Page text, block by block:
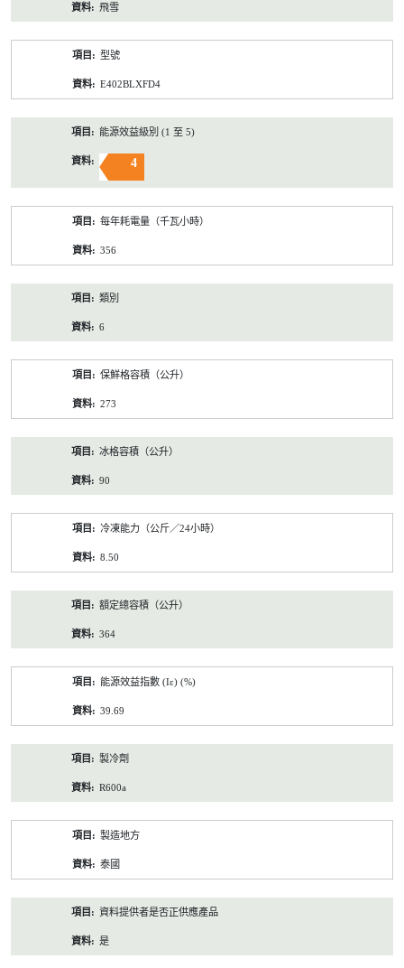
飛雪
型號
E402BLXFD4
能源效益級別 (1 至 5)
4
每年耗電量（千瓦小時）
356
類別
6
保鮮格容積（公升）
273
冰格容積（公升）
90
冷凍能力（公斤／24小時）
8.50
額定總容積（公升）
364
能源效益指數 (Iε) (%)
39.69
製冷劑
R600a
製造地方
泰國
資料提供者是否正供應產品
是